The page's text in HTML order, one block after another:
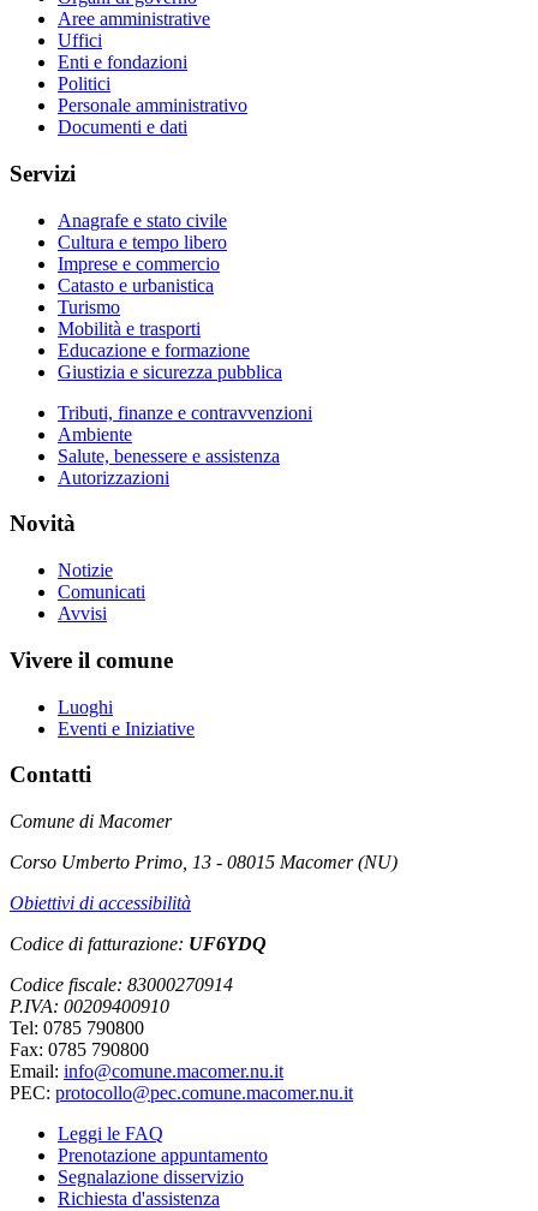
Aree amministrative
Uffici
Enti e fondazioni
Politici
Personale amministrativo
Documenti e dati
Servizi
Anagrafe e stato civile
Cultura e tempo libero
Imprese e commercio
Catasto e urbanistica
Turismo
Mobilità e trasporti
Educazione e formazione
Giustizia e sicurezza pubblica
Tributi, finanze e contravvenzioni
Ambiente
Salute, benessere e assistenza
Autorizzazioni
Novità
Notizie
Comunicati
Avvisi
Vivere il comune
Luoghi
Eventi e Iniziative
Contatti
Comune di Macomer
Corso Umberto Primo, 13 - 08015 Macomer (NU)
Obiettivi di accessibilità
Codice di fatturazione: UF6YDQ
Codice fiscale: 83000270914
P.IVA: 00209400910
Tel: 0785 790800
Fax: 0785 790800
Email: info@comune.macomer.nu.it
PEC: protocollo@pec.comune.macomer.nu.it
Leggi le FAQ
Prenotazione appuntamento
Segnalazione disservizio
Richiesta d'assistenza